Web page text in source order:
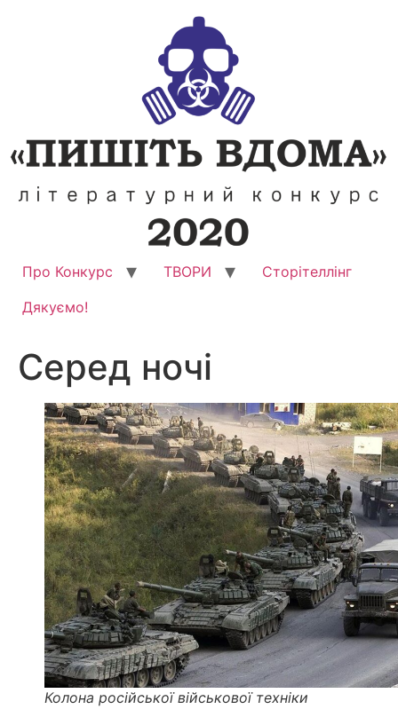
Про Конкурс ТВОРИ
Сторітеллінг
Дякуємо!
Серед ночі
Колона російської військової техніки